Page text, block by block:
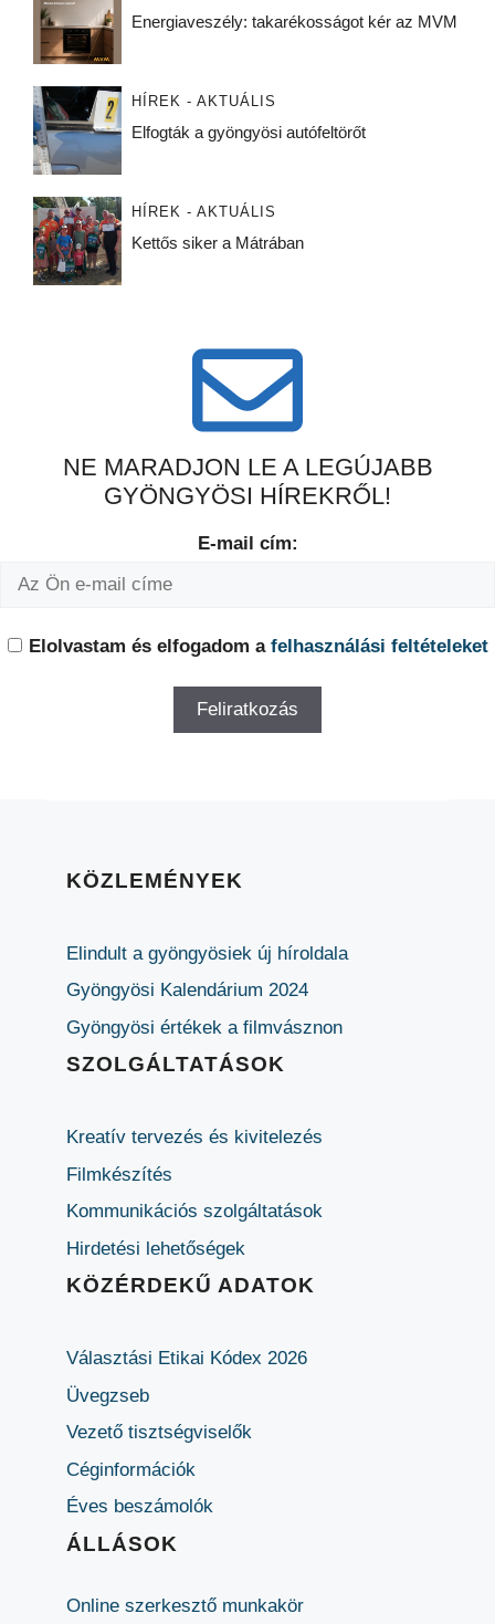
Energiaveszély: takarékosságot kér az MVM
HÍREK - AKTUÁLIS
Elfogták a gyöngyösi autófeltörőt
HÍREK - AKTUÁLIS
Kettős siker a Mátrában
NE MARADJON LE A LEGÚJABB
GYÖNGYÖSI HÍREKRŐL!
E-mail cím:
Elolvastam és elfogadom a felhasználási feltételeket
KÖZLEMÉNYEK
Elindult a gyöngyösiek új híroldala
Gyöngyösi Kalendárium 2024
Gyöngyösi értékek a filmvásznon
SZOLGÁLTATÁSOK
Kreatív tervezés és kivitelezés
Filmkészítés
Kommunikációs szolgáltatások
Hirdetési lehetőségek
KÖZÉRDEKŰ ADATOK
Választási Etikai Kódex 2026
Üvegzseb
Vezető tisztségviselők
Céginformációk
Éves beszámolók
ÁLLÁSOK
Online szerkesztő munkakör